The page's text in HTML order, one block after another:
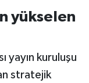
yükselen
yayın kuruluşu
stratejik